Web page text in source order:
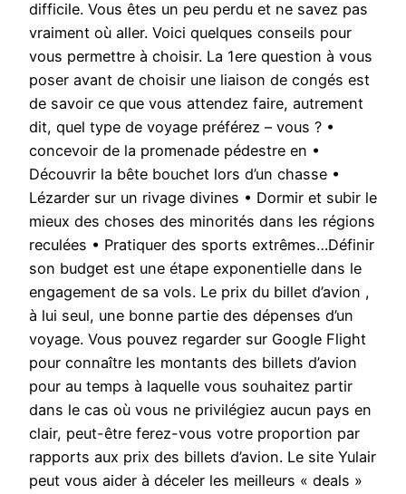
difficile. Vous êtes un peu perdu et ne savez pas
vraiment où aller. Voici quelques conseils pour
vous permettre à choisir. La 1ere question à vous
poser avant de choisir une liaison de congés est
de savoir ce que vous attendez faire, autrement
dit, quel type de voyage préférez – vous ? •
concevoir de la promenade pédestre en •
Découvrir la bête bouchet lors d’un chasse •
Lézarder sur un rivage divines • Dormir et subir le
mieux des choses des minorités dans les régions
reculées • Pratiquer des sports extrêmes…Définir
son budget est une étape exponentielle dans le
engagement de sa vols. Le prix du billet d’avion ,
à lui seul, une bonne partie des dépenses d’un
voyage. Vous pouvez regarder sur Google Flight
pour connaître les montants des billets d’avion
pour au temps à laquelle vous souhaitez partir
dans le cas où vous ne privilégiez aucun pays en
clair, peut-être ferez-vous votre proportion par
rapports aux prix des billets d’avion. Le site Yulair
peut vous aider à déceler les meilleurs « deals »